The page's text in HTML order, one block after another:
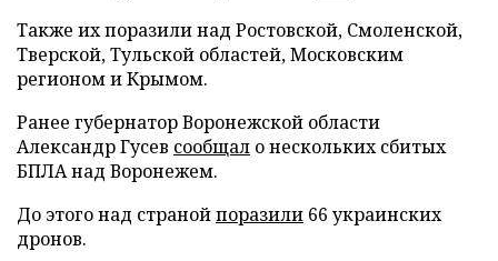
Также их поразили над Ростовской, Смоленской,
Тверской, Тульской областей, Московским
регионом и Крымом.
Ранее губернатор Воронежской области
Александр Гусев сообщал о нескольких сбитых
БПЛА над Воронежем.
До этого над странойпоразили 66 украинских
дронов.